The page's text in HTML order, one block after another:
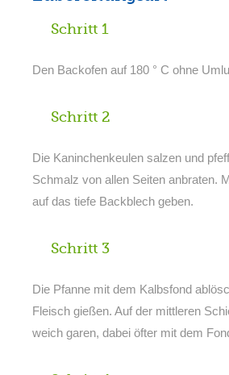
Schritt 1
Den Backofen auf 180 ° C ohne
Schritt 2
Die Kaninchenkeulen salzen und
Schmalz von allen Seiten anbraten.
auf das tiefe Backblech geben.
Schritt 3
Die Pfanne mit dem Kalbsfond
Fleisch gießen. Auf der mittleren
weich garen, dabei öfter mit dem